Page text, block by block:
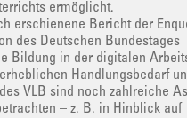
ermöglicht.
erschienene Bericht der
des Deutschen Bundestages
Bildung in der digitalen
Handlungsbedarf
VLB sind noch zahlreiche
– z. B. in Hinblick auf